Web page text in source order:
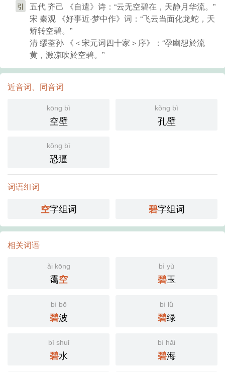
引
五代 齐己 《自遣》诗：“云无空碧在，天静月华流。”
宋 秦观 《好事近·梦中作》词：“飞云当面化龙蛇，夭
矫转空碧。”
清 缪荃孙 《＜宋元词四十家＞序》：“孕幽想於流
黄，激凉吹於空碧。”
近音词、同音词
kōng bì
空壁
kǒng bì
孔壁
kǒng bī
恐逼
词语组词
空字组词 碧字组词
相关词语
ǎi kōng
霭空
bì yù
碧玉
bì bō
碧波
bì lǜ
碧绿
bì shuǐ
碧水
bì hǎi
碧海